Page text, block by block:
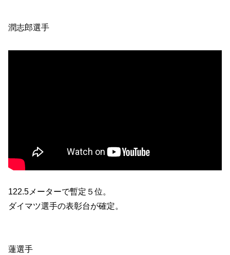
潤志郎選手
122.5メーターで暫定５位。
ダイマツ選手の表彰台が確定。
蓮選手